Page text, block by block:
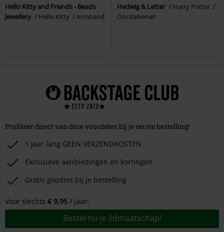
Hello Kitty and Friends - Beads
Jewellery
Hello Kitty Armband
Hedwig & Letter
Harry Potter
Oorstekerset
Profiteer direct van deze voordelen bij je eerste bestelling!
1 jaar lang GEEN VERZENDKOSTEN
Exclusieve aanbiedingen en kortingen
Gratis goodies bij je bestelling
Voor slechts € 9,95 jaar!
Bestel nu je lidmaatschap!